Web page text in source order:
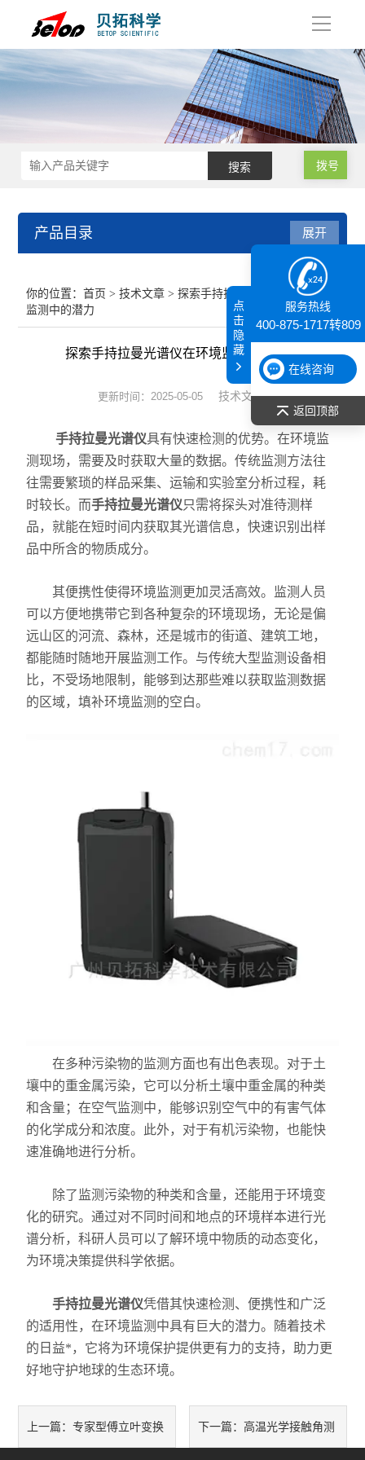
导
拨号
产品目录
纳米粒度仪
膜厚仪
表面张力仪
光谱部件及外设
拉曼光谱仪
差示/热重/差热/热分析
红外光谱（IR、傅立叶）
扫描探针显微镜/原子力
激光粒度仪、纳米粒度仪
低温恒温器
荧光分光光度计（分子荧光
扫描电镜（SEM）
电化学工作站
X荧光光谱XRF能量色散型
分析仪器-光谱
透反射率测量仪
光学显微镜
力学测试仪
表面/界面性能测定仪
展开
你的位置：首页 >技术文章 > 探索手持拉曼光谱仪在环境
监测中的潜力
探索手持拉曼光谱仪在环境监测中的潜力
更新时间：2025-05-05 技术文章
手持拉曼光谱仪具有快速检测的优势。在环境监
测现场，需要及时获取大量的数据。传统监测方法往
往需要繁琐的样品采集、运输和实验室分析过程，耗
时较长。而手持拉曼光谱仪只需将探头对准待测样
品，就能在短时间内获取其光谱信息，快速识别出样
品中所含的物质成分。
其便携性使得环境监测更加灵活高效。监测人员
可以方便地携带它到各种复杂的环境现场，无论是偏
远山区的河流、森林，还是城市的街道、建筑工地，
都能随时随地开展监测工作。与传统大型监测设备相
比，不受场地限制，能够到达那些难以获取监测数据
的区域，填补环境监测的空白。
在多种污染物的监测方面也有出色表现。对于土
壤中的重金属污染，它可以分析土壤中重金属的种类
和含量；在空气监测中，能够识别空气中的有害气体
的化学成分和浓度。此外，对于有机污染物，也能快
速准确地进行分析。
除了监测污染物的种类和含量，还能用于环境变
化的研究。通过对不同时间和地点的环境样本进行光
谱分析，科研人员可以了解环境中物质的动态变化，
为环境决策提供科学依据。
手持拉曼光谱仪凭借其快速检测、便携性和广泛
的适用性，在环境监测中具有巨大的潜力。随着技术
的日益*，它将为环境保护提供更有力的支持，助力更
好地守护地球的生态环境。
上一篇：专家型傅立叶变换 下一篇： 高温光学接触角测
服务热线
400-875-1717转809
在线咨询
返回顶部
点
击
隐
藏